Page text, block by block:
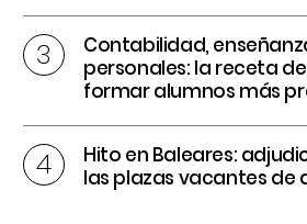
Contabilidad,
personales: la receta
formar alumnos más
Hito en Baleares:
las plazas vacantes de